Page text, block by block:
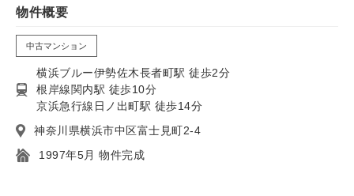
物件概要
中古マンション
横浜ブルー伊勢佐木長者町駅 徒歩2分
根岸線関内駅 徒歩10分
京浜急行線日ノ出町駅 徒歩14分
神奈川県横浜市中区富士見町2-4
1997年5月 物件完成